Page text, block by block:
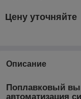
Цену уточняйте
Описание
Поплавковый
автоматизация